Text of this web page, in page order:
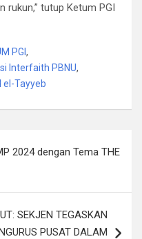
rukun,” tutup Ketum PGI
PGI,
Interfaith PBNU,
el-Tayyeb
2024 dengan Tema THE
SEKJEN TEGASKAN
PUSAT DALAM